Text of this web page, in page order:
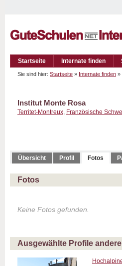
Startseite Internate finden
Sie sind hier: Startseite » Internate finden »
Institut Monte Rosa
Territet-Montreux, Französische
Übersicht Profil Fotos
Fotos
Keine Fotos gefunden.
Ausgewählte Profile